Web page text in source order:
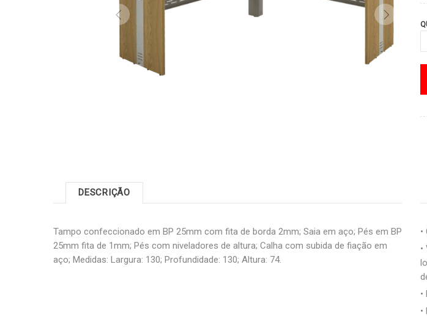
DESCRIÇÃO
Tampo confeccionado em BP 25mm com fita de borda 2mm; Saia em aço; Pés em BP
25mm fita de 1mm; Pés com niveladores de altura; Calha com subida de fiação em
aço; Medidas: Largura: 130; Profundidade: 130; Altura: 74.